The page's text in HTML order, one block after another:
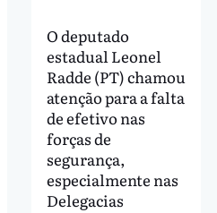
O deputado
estadual Leonel
Radde (PT) chamou
atenção para a falta
de efetivo nas
forças de
segurança,
especialmente nas
Delegacias